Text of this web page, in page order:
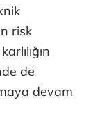
risk
de
devam